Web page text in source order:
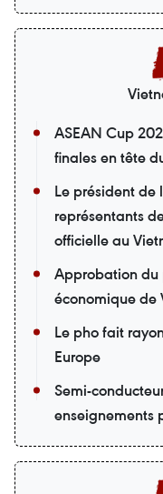
ASEAN Cup
finales en tête
Le président de
représentants
officielle au
Approbation du
économique de
Le pho fait
Europe
Semi-
enseignements